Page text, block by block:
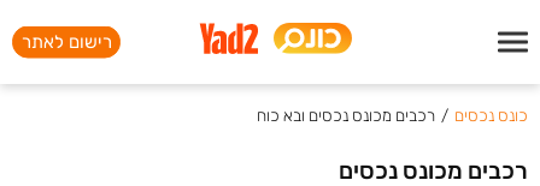
רישום לאתר
כונס נכסים / רכבים מכונס נכסים ובא כוח
רכבים מכונס נכסים